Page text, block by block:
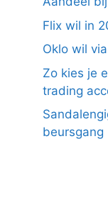
Flix wil in
Oklo wil
Zo kies je
trading
beursgang